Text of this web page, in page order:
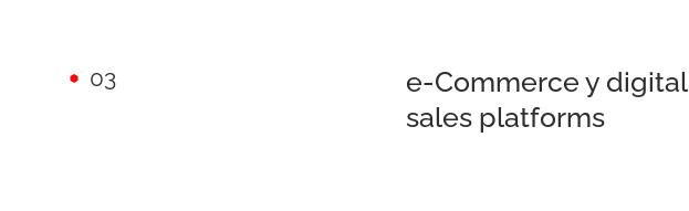
03
e-Commerce y digital
sales platforms